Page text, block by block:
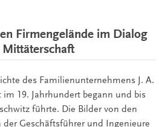
Firmengelände im Dialog
des Familienunternehmens J. A.
19. Jahrhundert begann und bis
führte. Die Bilder von den
Geschäftsführer und Ingenieure